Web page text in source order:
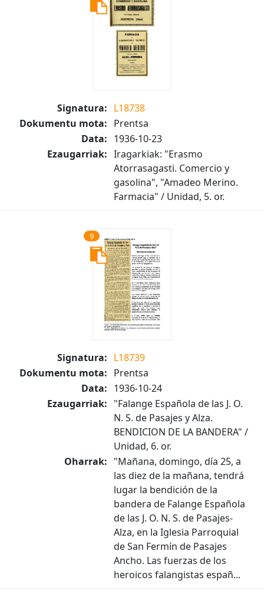
Signatura: L18738
Dokumentu mota: Prentsa
Data: 1936-10-23
Ezaugarriak: Iragarkiak: "Erasmo
Atorrasagasti. Comercio y
gasolina", "Amadeo Merino.
Farmacia" / Unidad, 5. or.
9
Signatura: L18739
Dokumentu mota: Prentsa
Data: 1936-10-24
Ezaugarriak: "Falange Española de las J. O.
N. S. de Pasajes y Alza.
BENDICION DE LA BANDERA" /
Unidad, 6. or.
Oharrak: "Mañana, domingo, día 25, a
las diez de la mañana, tendrá
lugar la bendición de la
bandera de Falange Española
de las J. O. N. S. de Pasajes-
Alza, en la Iglesia Parroquial
de San Fermín de Pasajes
Ancho. Las fuerzas de los
heroicos falangistas españ...